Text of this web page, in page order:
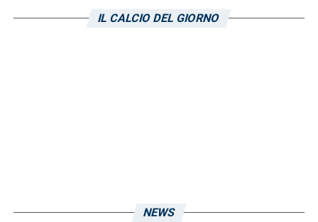
quando il gol di Luca Gagliano e il raddoppio
IL CALCIO DEL GIORNO
NEWS